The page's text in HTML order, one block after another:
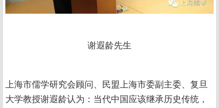
谢遐龄先生
上海市儒学研究会顾问、民盟上海市委副主委、复旦
大学教授谢遐龄认为：当代中国应该继承历史传统，